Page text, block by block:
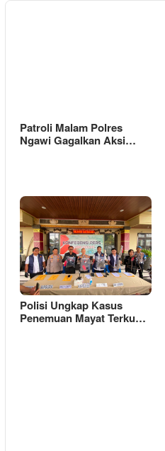
Patroli Malam Polres
Ngawi Gagalkan Aksi…
Polisi Ungkap Kasus
Penemuan Mayat Terku…